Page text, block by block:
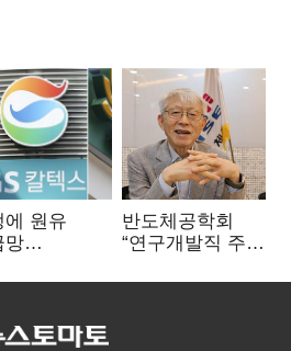
에 원유
망
, 에너지안보
반도체공학회
“연구개발직 주
개선해야”